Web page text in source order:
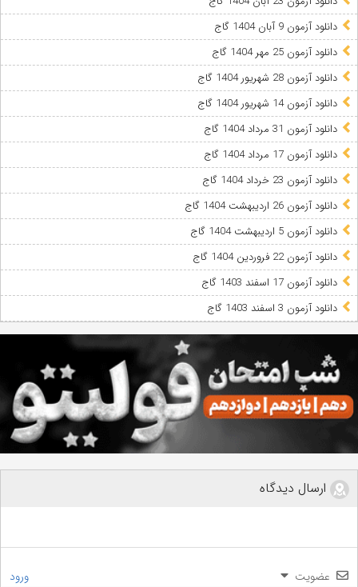
دانلود آزمون 9 آبان 1404 گاج
دانلود آزمون 25 مهر 1404 گاج
دانلود آزمون 28 شهریور 1404 گاج
دانلود آزمون 14 شهریور 1404 گاج
دانلود آزمون 31 مرداد 1404 گاج
دانلود آزمون 17 مرداد 1404 گاج
دانلود آزمون 23 خرداد 1404 گاج
دانلود آزمون 26 اردیبهشت 1404 گاج
دانلود آزمون 5 اردیبهشت 1404 گاج
دانلود آزمون 22 فروردین 1404 گاج
دانلود آزمون 17 اسفند 1403 گاج
دانلود آزمون 3 اسفند 1403 گاج
ارسال دیدگاه
عضویت ورود